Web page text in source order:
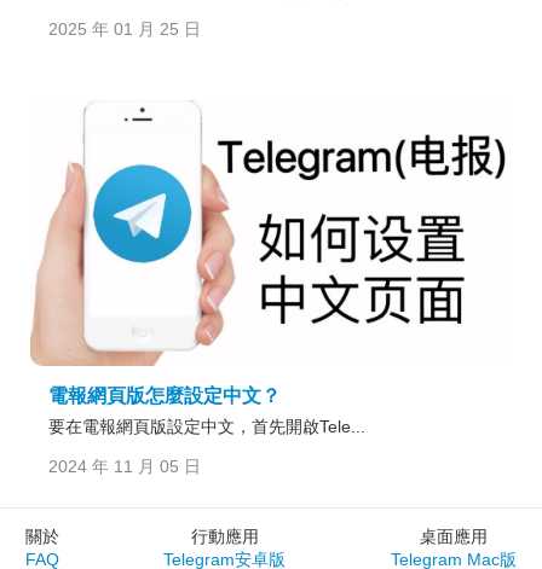
2025 年 01 月 25 日
電報網頁版怎麼設定中文？
要在電報網頁版設定中文，首先開啟Tele...
2024 年 11 月 05 日
關於
FAQ
行動應用
Telegram安卓版
桌面應用
Telegram Mac版